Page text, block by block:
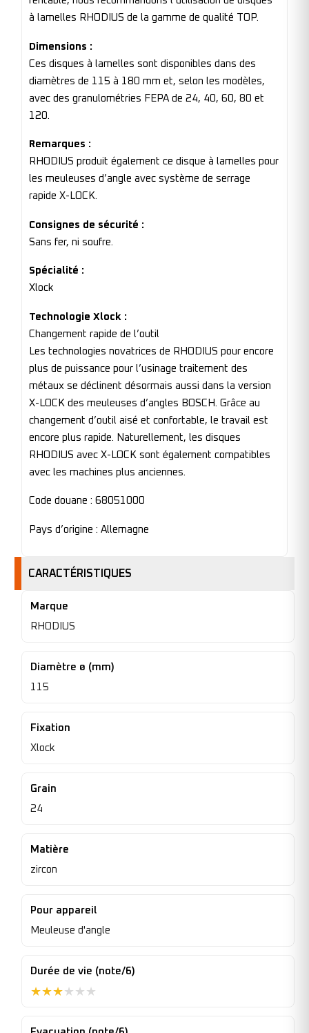
à lamelles RHODIUS de la gamme de qualité TOP.
Dimensions :
Ces disques à lamelles sont disponibles dans des
diamètres de 115 à 180 mm et, selon les modèles,
avec des granulométries FEPA de 24, 40, 60, 80 et
120.
Remarques :
RHODIUS produit également ce disque à lamelles pour
les meuleuses d’angle avec système de serrage
rapide X-LOCK.
Consignes de sécurité :
Sans fer, ni soufre.
Spécialité :
Xlock
Technologie Xlock :
Changement rapide de l’outil
Les technologies novatrices de RHODIUS pour encore
plus de puissance pour l’usinage traitement des
métaux se déclinent désormais aussi dans la version
X-LOCK des meuleuses d’angles BOSCH. Grâce au
changement d’outil aisé et confortable, le travail est
encore plus rapide. Naturellement, les disques
RHODIUS avec X-LOCK sont également compatibles
avec les machines plus anciennes.
Code douane : 68051000
Pays d’origine : Allemagne
CARACTÉRISTIQUES
Marque
RHODIUS
Diamètre ø (mm)
115
Fixation
Xlock
Grain
24
Matière
zircon
Pour appareil
Meuleuse d'angle
Durée de vie (note/6)
★★★★ ★ ★